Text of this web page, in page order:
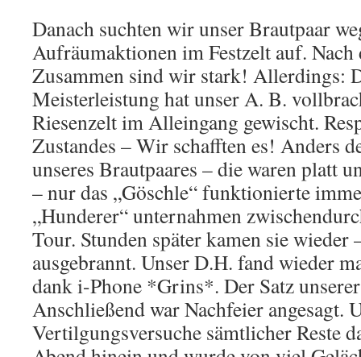
Danach suchten wir unser Brautpaar
Aufräumaktionen im Festzelt auf.
Zusammen sind wir stark! Allerdings:
Meisterleistung hat unser A. B.
Riesenzelt im Alleingang gewischt.
Zustandes – Wir schafften es! Anders
unseres Brautpaares – die waren platt
– nur das „Göschle“ funktionierte
„Hunderer“ unternahmen
Tour. Stunden später kamen sie wieder
ausgebrannt. Unser D.H. fand wieder
dank i-Phone *Grins*. Der Satz
Anschließend war Nachfeier angesagt.
Vertilgungsversuche sämtlicher Reste